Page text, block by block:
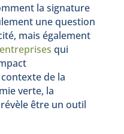
la signature
une question
mais également
qui
de la
verte, la
être un outil